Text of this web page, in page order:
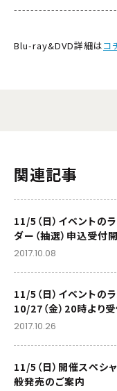
Blu-ray&DVD詳細はコ
関連記事
11/5（日）イベントの
ダー（抽選）申込受付開
2017.10.08
11/5（日）イベントの
10/27（金）20時より受
2017.10.26
11/5（日）開催スペシ
般発売のご案内